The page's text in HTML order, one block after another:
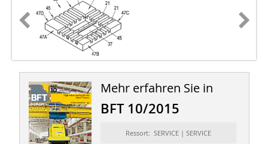
Mehr erfahren Sie in
BFT 10/2015
Ressort: SERVICE | SERVICE